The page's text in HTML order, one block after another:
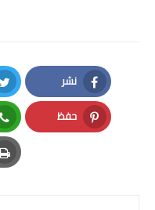
نشر
Facebook
حفظ
Pinterest